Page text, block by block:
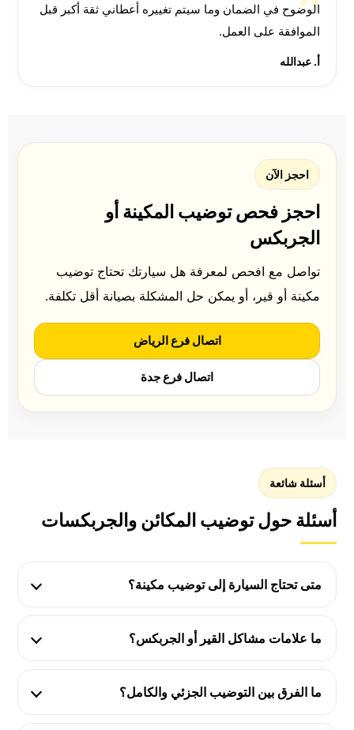
الوضوح في الضمان وما سيتم تغييره أعطاني ثقة أكبر قبل
الموافقة على العمل.
أ. عبدالله
احجز الآن
احجز فحص توضيب المكينة أو
الجربكس
تواصل مع افحص لمعرفة هل سيارتك تحتاج توضيب
مكينة أو قير، أو يمكن حل المشكلة بصيانة أقل تكلفة.
اتصال فرع الرياض
اتصال فرع جدة
أسئلة شائعة
أسئلة حول توضيب المكائن والجربكسات
متى تحتاج السيارة إلى توضيب مكينة؟
ما علامات مشاكل القير أو الجربكس؟
ما الفرق بين التوضيب الجزئي والكامل؟